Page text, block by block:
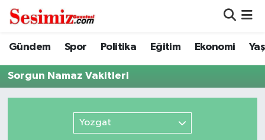
Gündem Spor Politika Eğitim Ekonomi
Sorgun Namaz Vakitleri
Yozgat
Dünya
Eğitim
Nöbetçi Eczaneler
Hava Durumu
Trafik Durumu